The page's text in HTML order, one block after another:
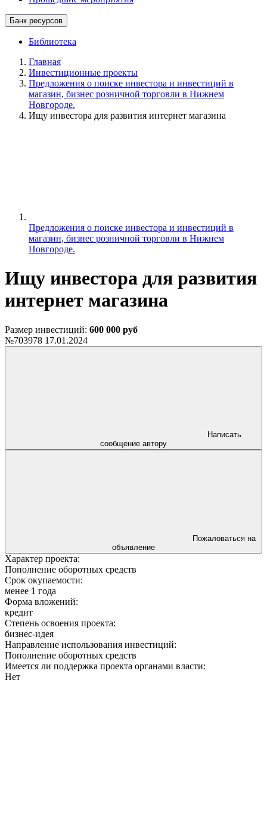
Банк ресурсов
Библиотека
Главная
Инвестиционные проекты
Предложения о поиске инвестора и инвестиций в
магазин, бизнес розничной торговли в Нижнем
Новгороде.
Ищу инвестора для развития интернет магазина
Предложения о поиске инвестора и инвестиций в
магазин, бизнес розничной торговли в Нижнем
Новгороде.
Ищу инвестора для развития
интернет магазина
Размер инвестиций: 600 000 руб
№703978 17.01.2024
сообщение автору
объявление
Характер проекта:
Пополнение оборотных средств
Срок окупаемости:
менее 1 года
Форма вложений:
кредит
Степень освоения проекта:
бизнес-идея
Направление использования инвестиций:
Пополнение оборотных средств
Имеется ли поддержка проекта органами власти:
Нет